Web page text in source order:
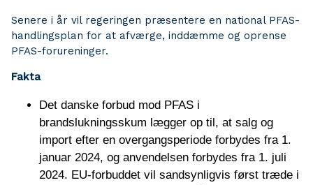
Senere i år vil regeringen præsentere en national PFAS-
handlingsplan for at afværge, inddæmme og oprense
PFAS-forureninger.
Fakta
Det danske forbud mod PFAS i
brandslukningsskum lægger op til, at salg og
import efter en overgangsperiode forbydes fra 1.
januar 2024, og anvendelsen forbydes fra 1. juli
2024. EU-forbuddet vil sandsynligvis først træde i